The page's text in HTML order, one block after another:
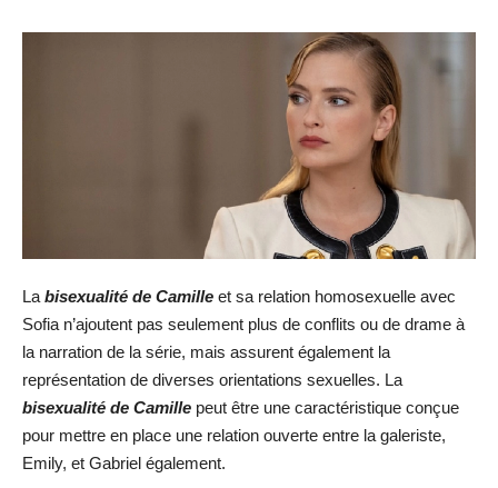
La bisexualité de Camille et sa relation homosexuelle avec
Sofia n’ajoutent pas seulement plus de conflits ou de drame à
la narration de la série, mais assurent également la
représentation de diverses orientations sexuelles. La
bisexualité de Camille peut être une caractéristique conçue
pour mettre en place une relation ouverte entre la galeriste,
Emily, et Gabriel également.